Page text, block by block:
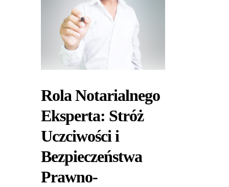
Rola Notarialnego
Eksperta: Stróż
Uczciwości i
Bezpieczeństwa
Prawno-